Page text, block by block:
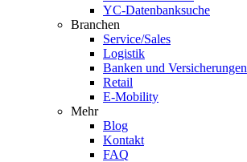
YC-Datenbanksuche
Branchen
Service/Sales
Logistik
Banken und Versicherungen
Retail
E-Mobility
Mehr
Blog
Kontakt
FAQ